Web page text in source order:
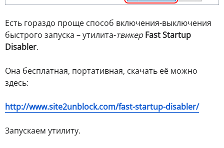
Есть гораздо проще способ включения-выключения
быстрого запуска – утилита-твикер Fast Startup
Disabler.
Она бесплатная, портативная, скачать её можно
здесь:
http://www.site2unblock.com/fast-startup-disabler/
Запускаем утилиту.